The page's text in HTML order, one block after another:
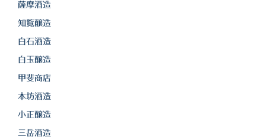
薩摩酒造
知覧醸造
白石酒造
白玉醸造
甲斐商店
本坊酒造
小正醸造
三岳酒造